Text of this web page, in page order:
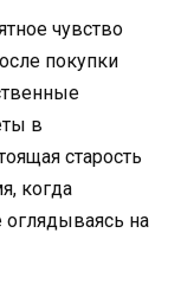
чувство
покупки
в
старость
когда
на